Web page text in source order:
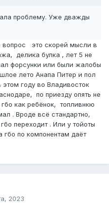
проблему. Уже дважды
вопрос это скорей мысли в
делика булка , лет 5 не
форсунки или были жалобы
лето Анапа Питер и пол
году во Владивосток
по приезду опять не
как ребёнок, топливнкю
. Вроде всё стандартно,
переходит . Или у тойоты
гбо по компонентам даёт
2023